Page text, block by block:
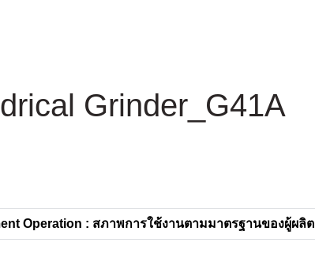
Grinder_G41A
Operation : สภาพการใช้งานตามมาตรฐานของผู้ผลิต